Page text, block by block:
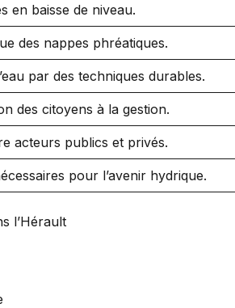
en baisse de niveau.
des nappes phréatiques.
par des techniques durables.
des citoyens à la gestion.
acteurs publics et privés.
pour l’avenir hydrique.
l’Hérault